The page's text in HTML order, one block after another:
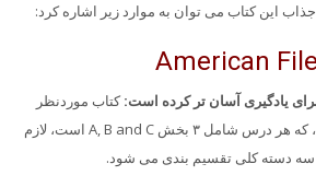
این کتاب می توان به موارد زیر اشاره کرد:
یادگیری آسان تر کرده است:کتاب موردنظر
شامل ۱۲ درس، ۱۶۷ صفحه، که هر درس شامل ۳ بخش A, B and C است، لازم
دسته کلی تقسیم بندی می شود.